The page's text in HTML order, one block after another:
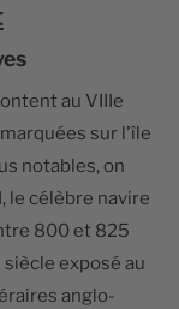
au VIIIe
sur l'île
notables, on
le célèbre navire
800 et 825
siècle exposé au
anglo-